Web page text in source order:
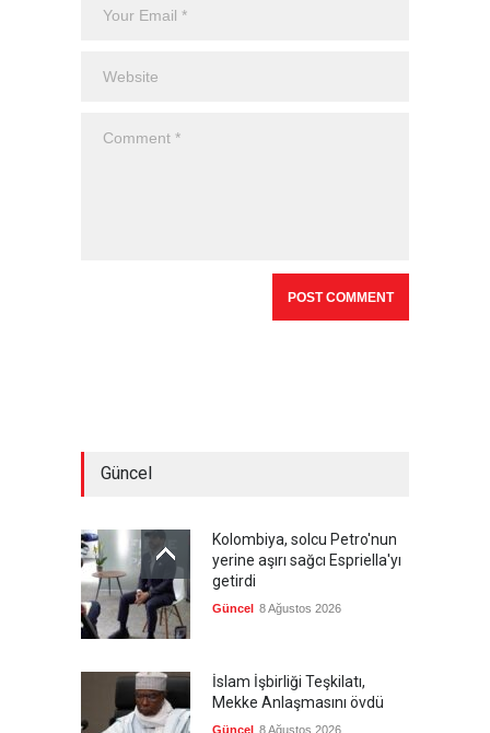
Güncel
Kolombiya, solcu Petro'nun
yerine aşırı sağcı Espriella'yı
getirdi
Güncel 8 Ağustos 2026
İslam İşbirliği Teşkilatı,
Mekke Anlaşmasını övdü
Güncel 8 Ağustos 2026